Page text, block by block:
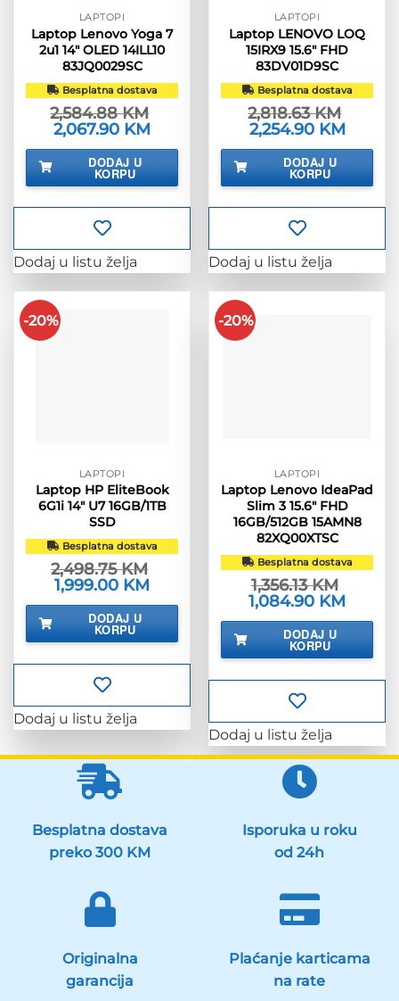
LAPTOPI
Laptop Lenovo Yoga 7
2u1 14″ OLED 14ILL10
83JQ0029SC
Besplatna dostava
2,584.88KM
Izvorna
cijena
bila
2,584.88 KM.
2,067.90 KM
je:
DODAJ U
KORPU
Dodaj u listu želja
LAPTOPI
Laptop LENOVO LOQ
15IRX9 15.6″ FHD
83DV01D9SC
Besplatna dostava
2,818.63KM
Izvorna
cijena
bila
2,818.63 KM.
2,254.90 KM
je:
DODAJ U
KORPU
Dodaj u listu želja
-20%
LAPTOPI
Laptop HP EliteBook
6G1i 14″ U7 16GB/1TB
SSD
Besplatna dostava
2,498.75KM
Izvorna
cijena
bila
2,498.75 KM.
1,999.00 KM
je:
1,999.00 KM.
DODAJ U
KORPU
Dodaj u listu želja
-20%
LAPTOPI
Laptop Lenovo IdeaPad
Slim 3 15.6″ FHD
16GB/512GB 15AMN8
82XQ00XTSC
Besplatna dostava
1,356.13KM
Izvorna
cijena
bila
1,356.13 KM.
1,084.90 KM
je:
DODAJ U
KORPU
Dodaj u listu želja
Besplatna dostava
preko 300 KM
Isporuka u roku
od 24h
Originalna
garancija
Plaćanje karticama
na rate